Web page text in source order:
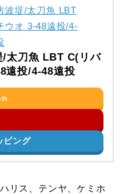
太刀魚 LBT C(リバ
遠投/4-48遠投
ピング
リス、テンヤ、ケミホ